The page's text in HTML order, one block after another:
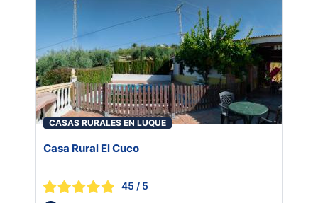
CASAS RURALES EN LUQUE
Casa Rural El Cuco
45 / 5